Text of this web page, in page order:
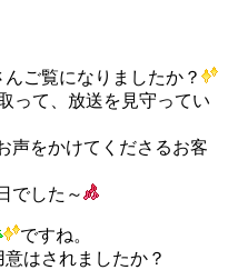
ご覧になりましたか？
って、放送を見守ってい
声をかけてくださるお客
でした～
ですね。
はされましたか？